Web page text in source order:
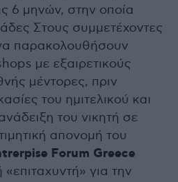
6 μηνών, στην οποία
Στους συμμετέχοντες
παρακολουθήσουν
με εξαιρετικούς
μέντορες, πριν
του ημιτελικού και
του νικητή σε
απονομή του
Forum Greece
για την